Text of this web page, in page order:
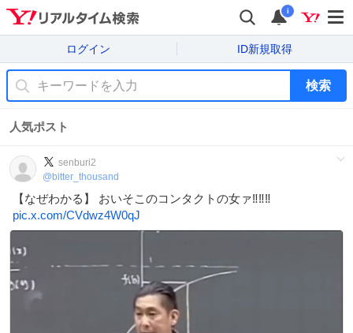
i
ログイン ID新規取得
検索
人気ポスト
senburi2
@bitter_thousand
【なぜわかる】 おいそこのコンタクトの女ァ‼️‼️‼️
pic.x.com/CVdwz4W0qJ